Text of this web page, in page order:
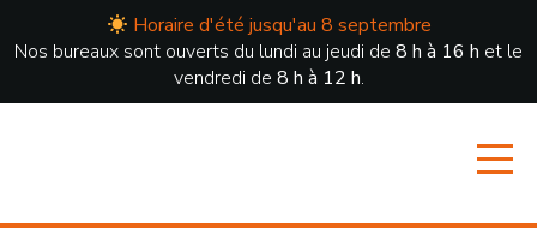
Horaire d'été jusqu'au 8 septembre
Nos bureaux sont ouverts du lundi au jeudi de 8 h à 16 h et le
vendredi de 8 h à 12 h.